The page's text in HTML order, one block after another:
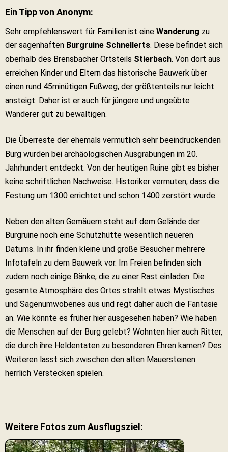
Ein Tipp von Anonym:
Sehr empfehlenswert für Familien ist eine Wanderung zu
der sagenhaften Burgruine Schnellerts. Diese befindet sich
oberhalb des Brensbacher Ortsteils Stierbach. Von dort aus
erreichen Kinder und Eltern das historische Bauwerk über
einen rund 45minütigen Fußweg, der größtenteils nur leicht
ansteigt. Daher ist er auch für jüngere und ungeübte
Wanderer gut zu bewältigen.
Die Überreste der ehemals vermutlich sehr beeindruckenden
Burg wurden bei archäologischen Ausgrabungen im 20.
Jahrhundert entdeckt. Von der heutigen Ruine gibt es bisher
keine schriftlichen Nachweise. Historiker vermuten, dass die
Festung um 1300 errichtet und schon 1400 zerstört wurde.
Neben den alten Gemäuern steht auf dem Gelände der
Burgruine noch eine Schutzhütte wesentlich neueren
Datums. In ihr finden kleine und große Besucher mehrere
Infotafeln zu dem Bauwerk vor. Im Freien befinden sich
zudem noch einige Bänke, die zu einer Rast einladen. Die
gesamte Atmosphäre des Ortes strahlt etwas Mystisches
und Sagenumwobenes aus und regt daher auch die Fantasie
an. Wie könnte es früher hier ausgesehen haben? Wie haben
die Menschen auf der Burg gelebt? Wohnten hier auch Ritter,
die durch ihre Heldentaten zu besonderen Ehren kamen? Des
Weiteren lässt sich zwischen den alten Mauersteinen
herrlich Verstecken spielen.
Weitere Fotos zum Ausflugsziel: